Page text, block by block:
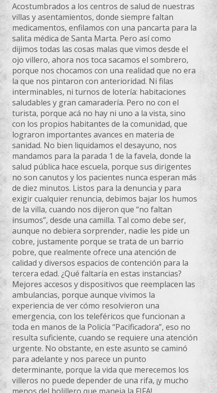
Acostumbrados a los centros de salud de nuestras
villas y asentamientos, donde siempre faltan
medicamentos, enfilamos con una pancarta para la
salita médica de Santa Marta. Pero así como
dijimos todas las cosas malas que vimos desde el
ojo villero, ahora nos toca sacamos el sombrero,
porque nos chocamos con una realidad que no era
la que nos pintaron con anterioridad. Ni filas
interminables, ni turnos de lotería: habitaciones
saludables y gran camaradería. Pero no con el
turista, porque acá no hay ni uno a la vista, sino
con los propios habitantes de la comunidad, que
lograron importantes avances en materia de
sanidad. No bien liquidamos el desayuno, nos
mandamos para la parada 1 de la favela, donde la
salud pública hace escuela, porque sus dirigentes
no son canutos y los pacientes nunca esperan más
de diez minutos. Listos para la denuncia y para
exigir cualquier renuncia, debimos bajar los humos
de la villa, cuando nos dijeron que “no faltan
insumos”, desde una camilla. Tal como debe ser,
aunque no debiera sorprender, nadie les pide un
cobre, justamente porque se trata de un barrio
pobre, que realmente ofrece una atención de
calidad y diversos espacios de contención para la
tercera edad. ¿Qué faltaría en estas instancias?
Mejores accesos y dispositivos que reemplacen las
ambulancias, porque aunque vivimos la
experiencia de ver cómo resolvieron una
emergencia, con los teleféricos que funcionan a
toda en manos de la Policía “Pacificadora”, eso no
resulta suficiente, cuando se requiere una atención
urgente. No obstante, en este asunto se caminó
para adelante y nos parece un punto
determinante, porque la vida que merecemos los
villeros no puede depender de una rifa, ¡y mucho